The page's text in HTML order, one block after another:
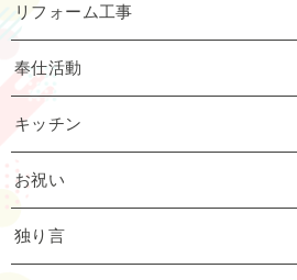
リフォーム工事
奉仕活動
キッチン
お祝い
独り言